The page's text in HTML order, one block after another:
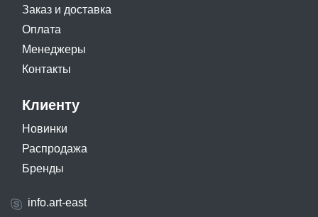
Заказ и доставка
Оплата
Менеджеры
Контакты
Клиенту
Новинки
Распродажа
Бренды
info.art-east